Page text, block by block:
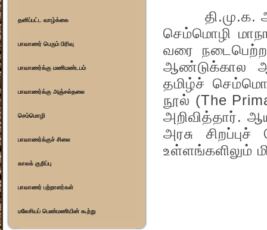
தனிப்பட்ட வாழ்க்கை
பாவாணர் பெரும் பிரிவு
பாவாணர்க்கு மணிமண்டபம்
பாவாணர்க்கு அஞ்சல்தலை
செம்மொழி
பாவாணர்க்குச் சிலை
காலக் குறிப்பு
பாவாணர் பற்றாளர்கள்
மலேசியப் பெண்மணியின் கூற்று
தி.மு.க.
செம்மொழி
வரை
ஆண்டுக்கால
தமிழ்ச்
நூல் (The
அறிவித்தார்.
அரசு
உள்ளங்களிலும்